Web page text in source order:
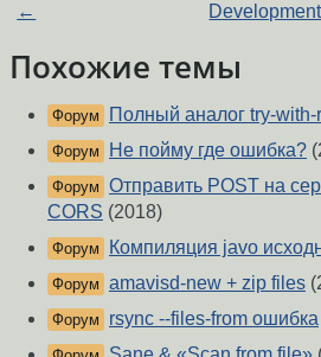
← Development
Похожие темы
Форум Полный аналог try-with-
Форум Не пойму где ошибка?
Форум Отправить POST на
CORS (2018)
Форум Компиляция javo
Форум amavisd-new + zip files
Форум rsync --files-from ошибка